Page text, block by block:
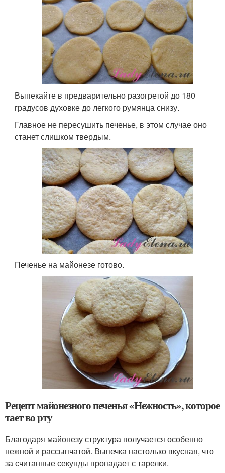
Выпекайте в предварительно разогретой до 180
градусов духовке до легкого румянца снизу.
Главное не пересушить печенье, в этом случае оно
станет слишком твердым.
Печенье на майонезе готово.
Рецепт майонезного печенья «Нежность», которое
тает во рту
Благодаря майонезу структура получается особенно
нежной и рассыпчатой. Выпечка настолько вкусная, что
за считанные секунды пропадает с тарелки.